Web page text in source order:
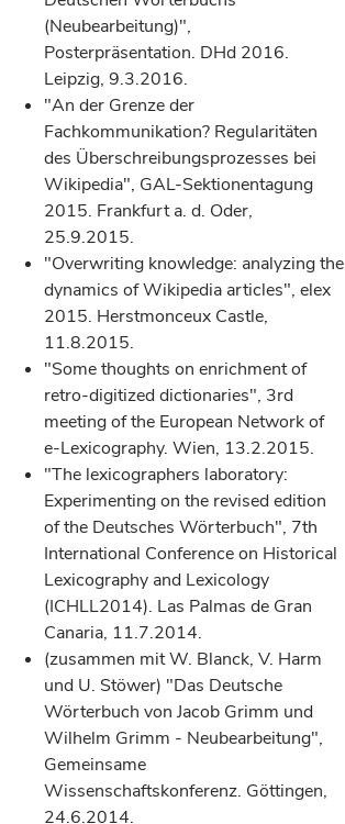
(Neubearbeitung)",
Posterpräsentation. DHd 2016.
Leipzig, 9.3.2016.
"An der Grenze der
Fachkommunikation? Regularitäten
des Überschreibungsprozesses bei
Wikipedia", GAL-Sektionentagung
2015. Frankfurt a. d. Oder,
25.9.2015.
"Overwriting knowledge: analyzing the
dynamics of Wikipedia articles", elex
2015. Herstmonceux Castle,
11.8.2015.
"Some thoughts on enrichment of
retro-digitized dictionaries", 3rd
meeting of the European Network of
e-Lexicography. Wien, 13.2.2015.
"The lexicographers laboratory:
Experimenting on the revised edition
of the Deutsches Wörterbuch", 7th
International Conference on Historical
Lexicography and Lexicology
(ICHLL2014). Las Palmas de Gran
Canaria, 11.7.2014.
(zusammen mit W. Blanck, V. Harm
und U. Stöwer) "Das Deutsche
Wörterbuch von Jacob Grimm und
Wilhelm Grimm - Neubearbeitung",
Gemeinsame
Wissenschaftskonferenz. Göttingen,
24.6.2014.